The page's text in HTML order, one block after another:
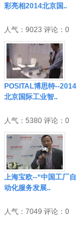
彩亮相2014北京国..
人气：9023 评论：0
POSITAL博思特--2014
北京国际工业智..
人气：5380 评论：0
上海宝欧--“中国工厂自
动化服务发展..
人气：7049 评论：0